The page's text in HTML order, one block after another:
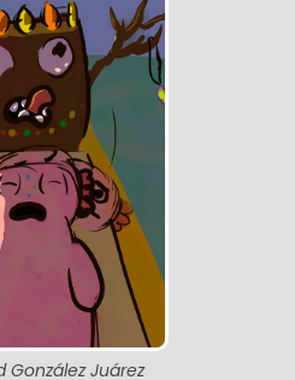
González Juárez